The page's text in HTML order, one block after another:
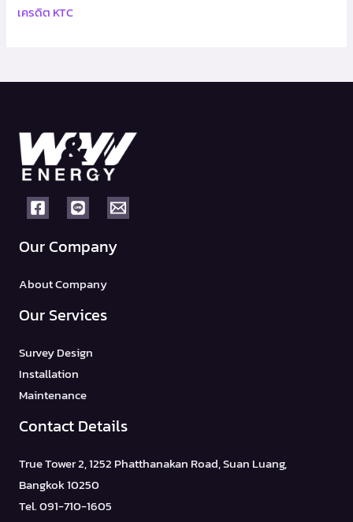
เครดิต KTC
Our Company
About Company
Our Services
Survey Design
Installation
Maintenance
Contact Details
True Tower 2, 1252 Phatthanakan Road, Suan Luang,
Bangkok 10250
Tel. 091-710-1605